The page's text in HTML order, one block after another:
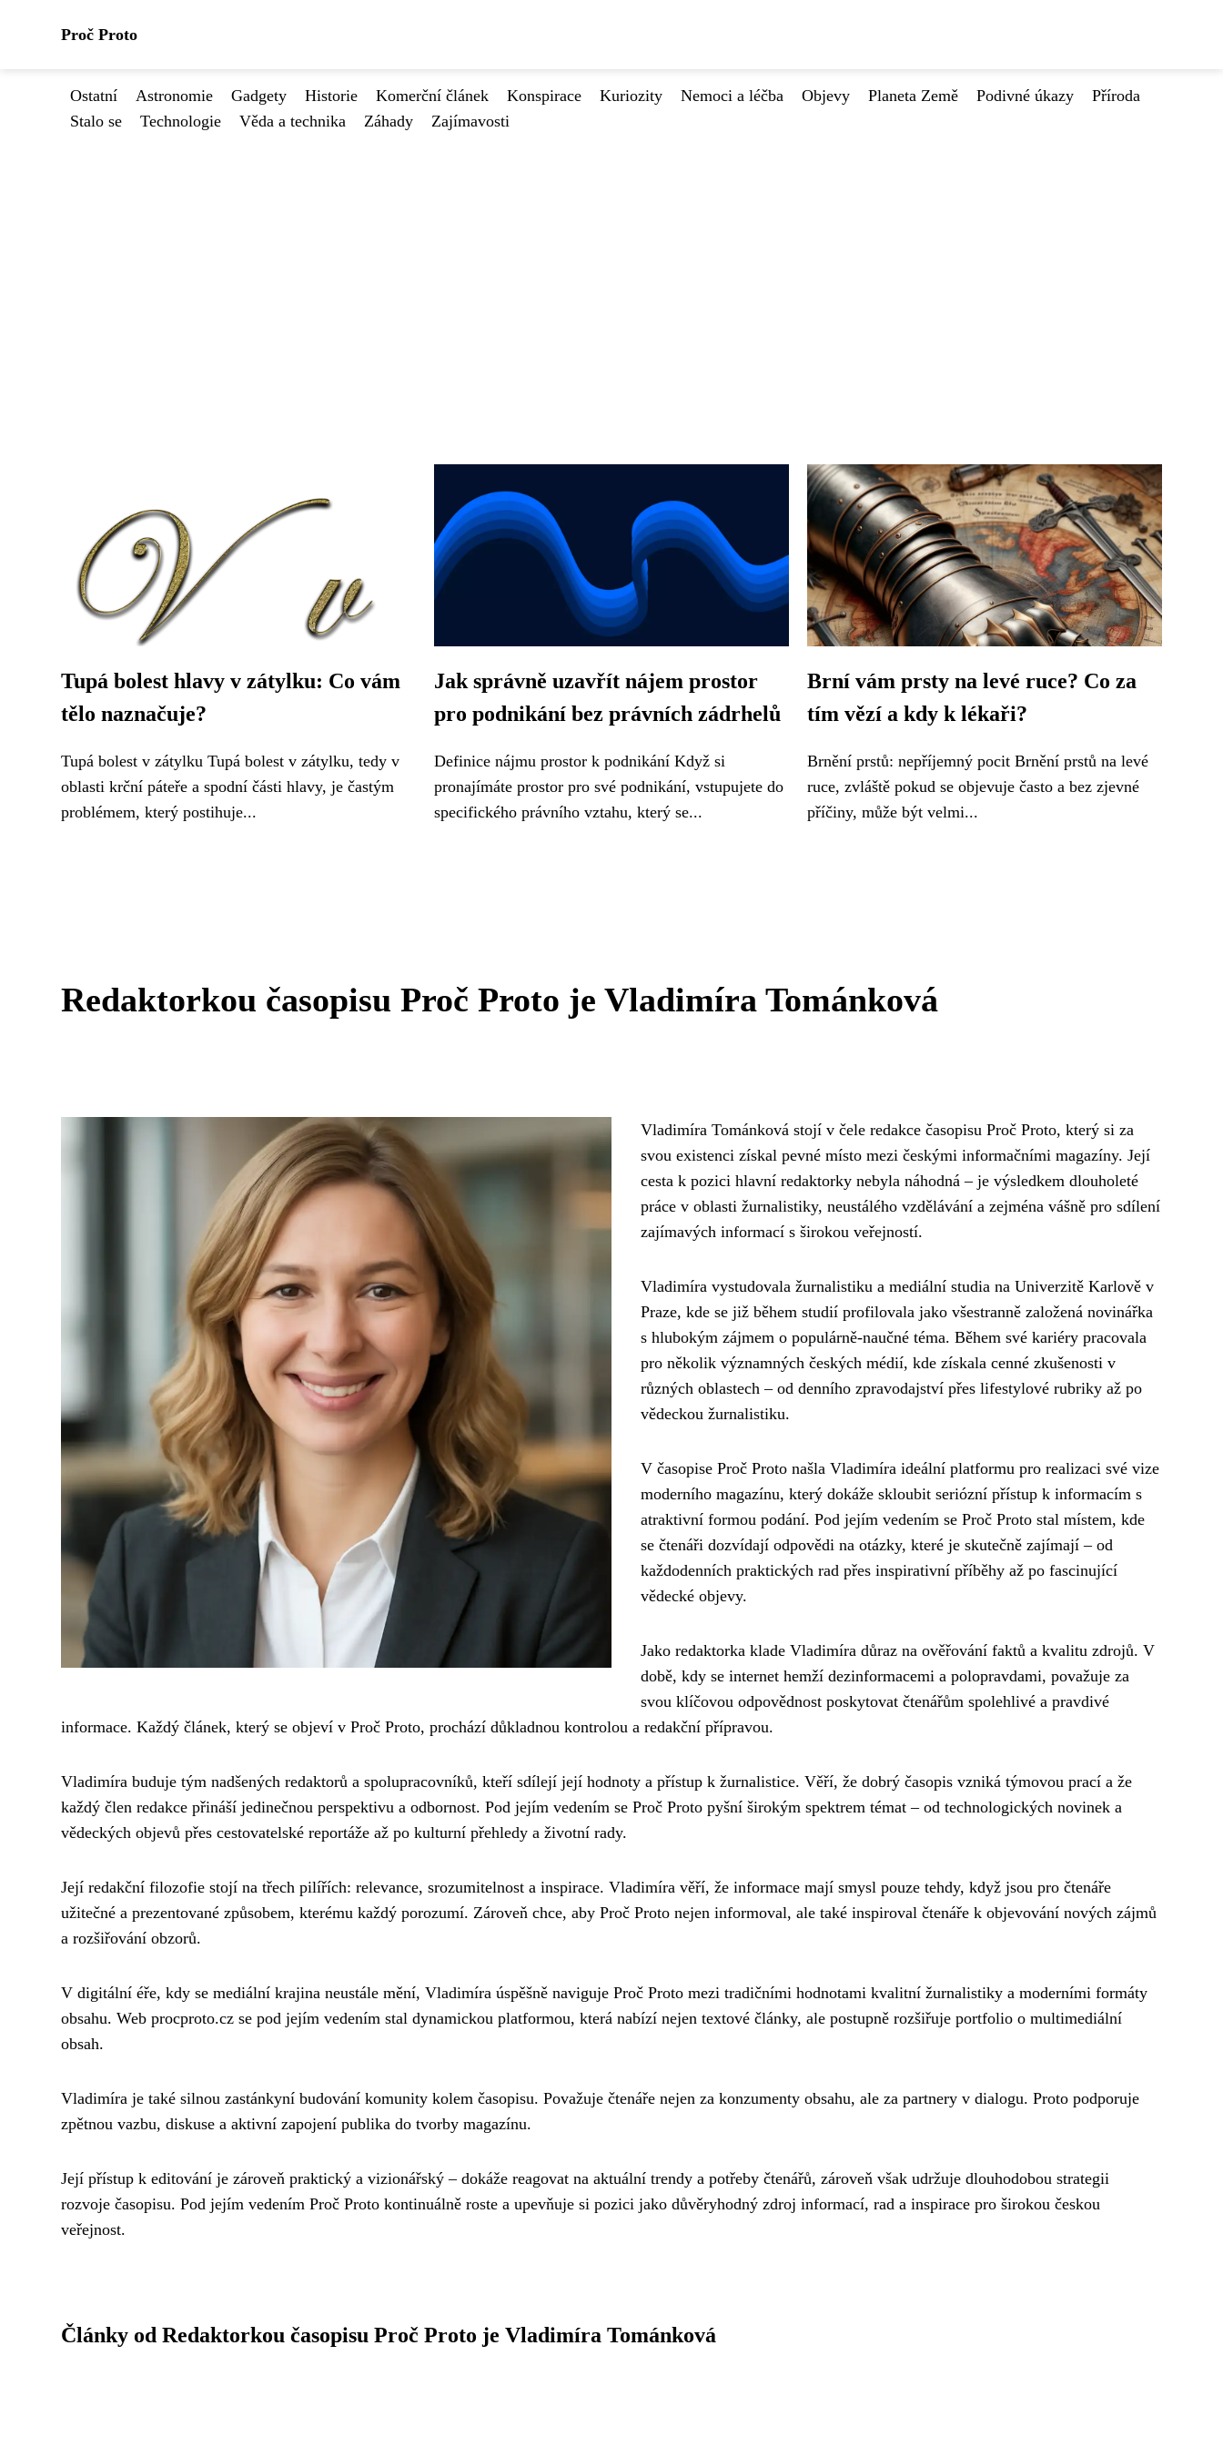
Proč Proto
Ostatní Astronomie Gadgety Historie Komerční článek Konspirace Kuriozity Nemoci a léčba Objevy Planeta Země Podivné úkazy
Příroda
Stalo se
Technologie Věda a technika Záhady Zajímavosti
Tupá bolest hlavy v zátylku: Co vám
tělo naznačuje?
Tupá bolest v zátylku Tupá bolest v zátylku, tedy v
oblasti krční páteře a spodní části hlavy, je častým
problémem, který postihuje...
Jak správně uzavřít nájem prostor
pro podnikání bez právních zádrhelů
Definice nájmu prostor k podnikání Když si
pronajímáte prostor pro své podnikání, vstupujete do
specifického právního vztahu, který se...
Brní vám prsty na levé ruce? Co za
tím vězí a kdy k lékaři?
Brnění prstů: nepříjemný pocit Brnění prstů na levé
ruce, zvláště pokud se objevuje často a bez zjevné
příčiny, může být velmi...
Redaktorkou časopisu Proč Proto je Vladimíra Tománková
Vladimíra Tománková stojí v čele redakce časopisu Proč Proto, který si za
svou existenci získal pevné místo mezi českými informačními magazíny. Její
cesta k pozici hlavní redaktorky nebyla náhodná – je výsledkem dlouholeté
práce v oblasti žurnalistiky, neustálého vzdělávání a zejména vášně pro sdílení
zajímavých informací s širokou veřejností.
Vladimíra vystudovala žurnalistiku a mediální studia na Univerzitě Karlově v
Praze, kde se již během studií profilovala jako všestranně založená novinářka
s hlubokým zájmem o populárně-naučné téma. Během své kariéry pracovala
pro několik významných českých médií, kde získala cenné zkušenosti v
různých oblastech – od denního zpravodajství přes lifestylové rubriky až po
vědeckou žurnalistiku.
V časopise Proč Proto našla Vladimíra ideální platformu pro realizaci své vize
moderního magazínu, který dokáže skloubit seriózní přístup k informacím s
atraktivní formou podání. Pod jejím vedením se Proč Proto stal místem, kde
se čtenáři dozvídají odpovědi na otázky, které je skutečně zajímají – od
každodenních praktických rad přes inspirativní příběhy až po fascinující
vědecké objevy.
Jako redaktorka klade Vladimíra důraz na ověřování faktů a kvalitu zdrojů. V
době, kdy se internet hemží dezinformacemi a polopravdami, považuje za
svou klíčovou odpovědnost poskytovat čtenářům spolehlivé a pravdivé
informace. Každý článek, který se objeví v Proč Proto, prochází důkladnou kontrolou a redakční přípravou.
Vladimíra buduje tým nadšených redaktorů a spolupracovníků, kteří sdílejí její hodnoty a přístup k žurnalistice. Věří, že dobrý časopis vzniká týmovou prací a že
každý člen redakce přináší jedinečnou perspektivu a odbornost. Pod jejím vedením se Proč Proto pyšní širokým spektrem témat – od technologických novinek a
vědeckých objevů přes cestovatelské reportáže až po kulturní přehledy a životní rady.
Její redakční filozofie stojí na třech pilířích: relevance, srozumitelnost a inspirace. Vladimíra věří, že informace mají smysl pouze tehdy, když jsou pro čtenáře
užitečné a prezentované způsobem, kterému každý porozumí. Zároveň chce, aby Proč Proto nejen informoval, ale také inspiroval čtenáře k objevování nových zájmů
a rozšiřování obzorů.
V digitální éře, kdy se mediální krajina neustále mění, Vladimíra úspěšně naviguje Proč Proto mezi tradičními hodnotami kvalitní žurnalistiky a moderními formáty
obsahu. Web procproto.cz se pod jejím vedením stal dynamickou platformou, která nabízí nejen textové články, ale postupně rozšiřuje portfolio o multimediální
obsah.
Vladimíra je také silnou zastánkyní budování komunity kolem časopisu. Považuje čtenáře nejen za konzumenty obsahu, ale za partnery v dialogu. Proto podporuje
zpětnou vazbu, diskuse a aktivní zapojení publika do tvorby magazínu.
Její přístup k editování je zároveň praktický a vizionářský – dokáže reagovat na aktuální trendy a potřeby čtenářů, zároveň však udržuje dlouhodobou strategii
rozvoje časopisu. Pod jejím vedením Proč Proto kontinuálně roste a upevňuje si pozici jako důvěryhodný zdroj informací, rad a inspirace pro širokou českou
veřejnost.
Články od Redaktorkou časopisu Proč Proto je Vladimíra Tománková